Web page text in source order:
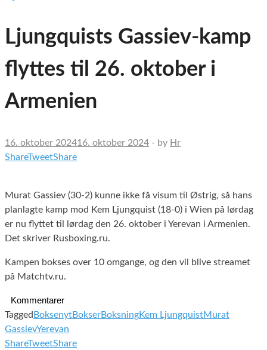
Ljungquists Gassiev-kamp
flyttes til 26. oktober i
Armenien
16. oktober 202416. oktober 2024 - by Hr
ShareTweetShare
Murat Gassiev (30-2) kunne ikke få visum til Østrig, så hans
planlagte kamp mod Kem Ljungquist (18-0) i Wien på lørdag
er nu flyttet til lørdag den 26. oktober i Yerevan i Armenien.
Det skriver Rusboxing.ru.
Kampen bokses over 10 omgange, og den vil blive streamet
på Matchtv.ru.
Kommentarer
Tagged BoksenytBokserBoksningKem LjungquistMurat
GassievYerevan
ShareTweetShare